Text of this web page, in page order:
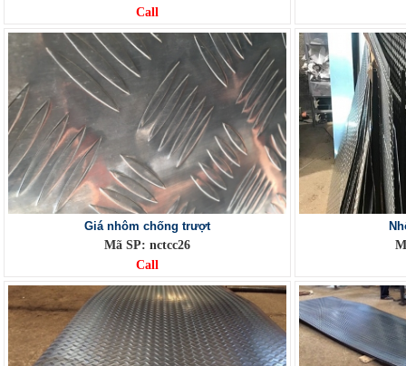
Call
Giá nhôm chống trượt
Mã SP: nctcc26
Call